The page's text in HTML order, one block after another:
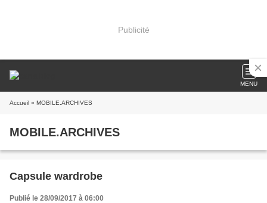
Publicité
MENU
Accueil » MOBILE.ARCHIVES
MOBILE.ARCHIVES
Capsule wardrobe
Publié le 28/09/2017 à 06:00